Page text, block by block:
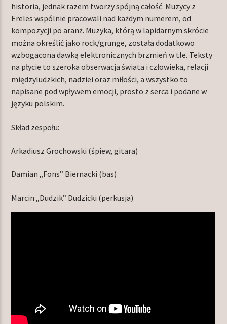
historia, jednak razem tworzy spójną całość. Muzycy z
Ereles wspólnie pracowali nad każdym numerem, od
kompozycji po aranż. Muzyka, którą w lapidarnym skrócie
można określić jako rock/grunge, została dodatkowo
wzbogacona dawką elektronicznych brzmień w tle. Teksty
na płycie to szeroka obserwacja świata i człowieka, relacji
międzyludzkich, nadziei oraz miłości, a wszystko to
napisane pod wpływem emocji, prosto z serca i podane w
języku polskim.
Skład zespołu:
Arkadiusz Grochowski (śpiew, gitara)
Damian „Fons” Biernacki (bas)
Marcin „Dudzik” Dudzicki (perkusja)